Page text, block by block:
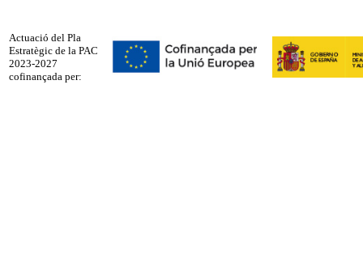
Actuació del Pla
Estratègic de la PAC
2023-2027
cofinançada per: